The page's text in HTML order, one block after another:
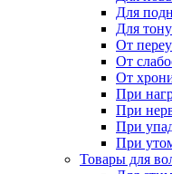
Для
Для
От
От
От
При
При
При
При
Товары для